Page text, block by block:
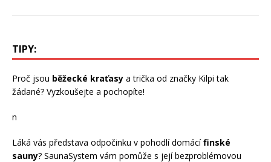
TIPY:
Proč jsou běžecké kraťasy a trička od značky Kilpi tak
žádané? Vyzkoušejte a pochopíte!
n
Láká vás představa odpočinku v pohodlí domácífinské
sauny? SaunaSystem vám pomůže s její bezproblémovou